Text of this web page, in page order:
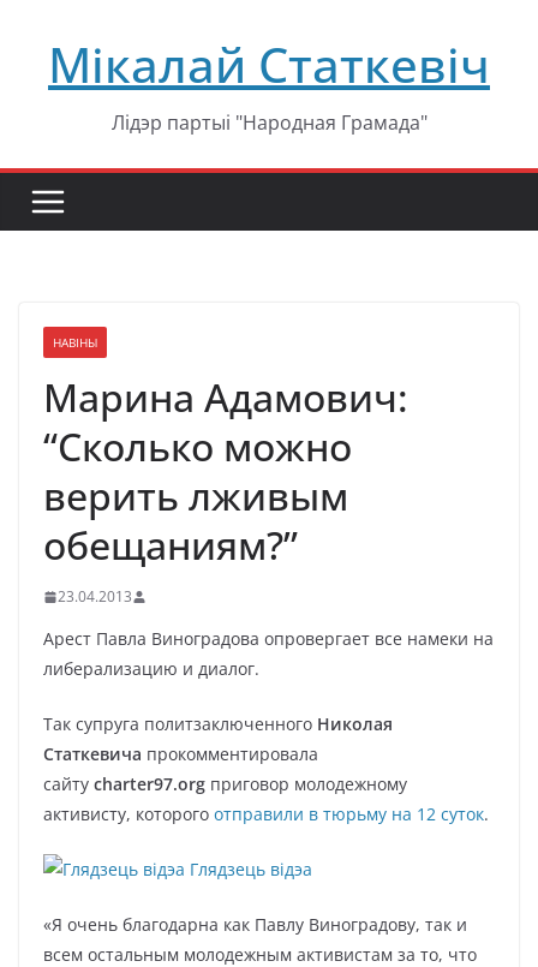
содержимому
Мікалай Статкевіч
Лідэр партыі "Народная Грамада"
НАВІНЫ
Марина Адамович:
“Сколько можно
верить лживым
обещаниям?”
23.04.2013
Арест Павла Виноградова опровергает все намеки на
либерализацию и диалог.
Так супруга политзаключенного Николая
Статкевича прокомментировала
сайту charter97.org приговор молодежному
активисту, которого отправили в тюрьму на 12 суток.
Глядзець відэа
«Я очень благодарна как Павлу Виноградову, так и
всем остальным молодежным активистам за то, что